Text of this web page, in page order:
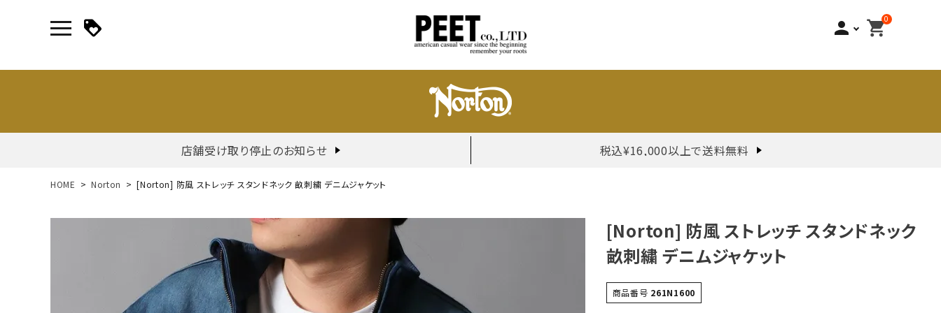
person 0
shopping_cart
店舗受け取り停止のお知らせ 税込¥16,000以上で送料無料
新規会員登録｜ログイン
ご利用ガイド
search
HOME Norton [Norton] 防風 ストレッチ スタンドネック 畝刺繍 デニムジャケット
[Norton] 防風 ストレッチ スタンドネック
畝刺繍 デニムジャケット
商品番号 261N1600